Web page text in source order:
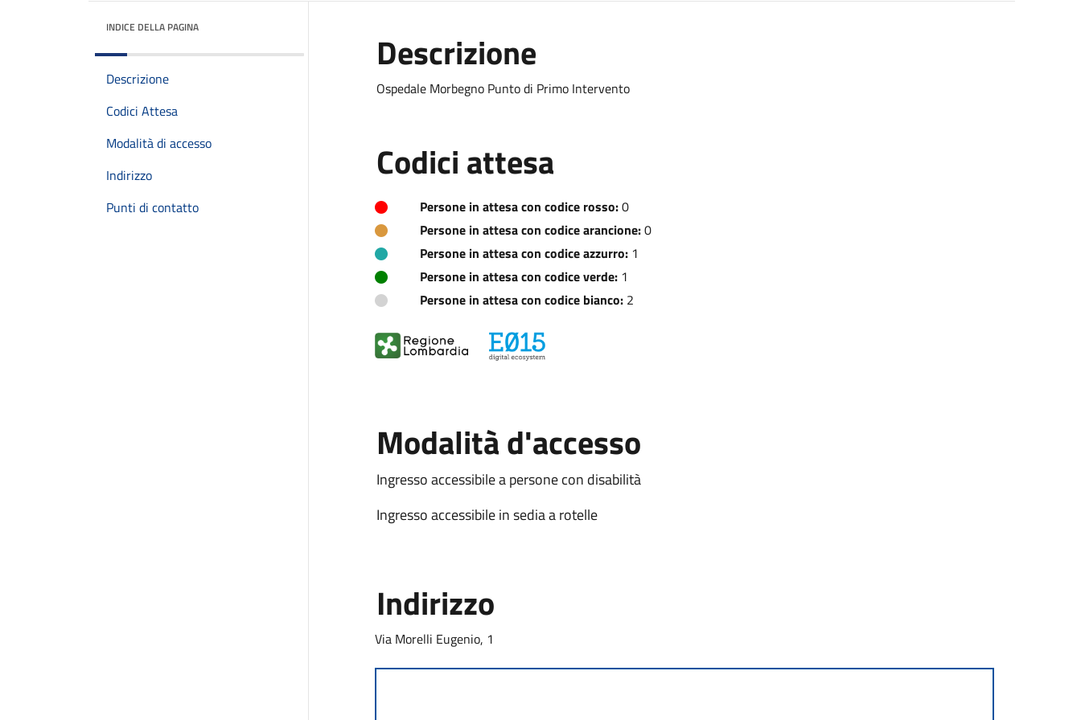
INDICE DELLA PAGINA
Descrizione
Codici Attesa
Modalità di accesso
Indirizzo
Punti di contatto
Descrizione
Ospedale Morbegno Punto di Primo Intervento
Codici attesa
Persone in attesa con codice rosso:0
Persone in attesa con codice arancione:0
Persone in attesa con codice azzurro:1
Persone in attesa con codice verde:1
Persone in attesa con codice bianco:2
Modalità d'accesso
Ingresso accessibile a persone con disabilità
Ingresso accessibile in sedia a rotelle
Indirizzo
Via Morelli Eugenio, 1